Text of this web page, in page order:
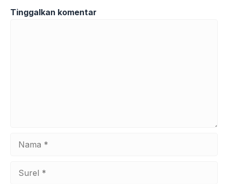
Tinggalkan komentar